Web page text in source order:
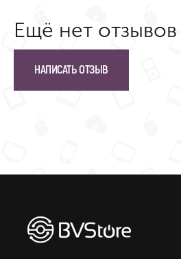
Ещё нет отзывов
НАПИСАТЬ ОТЗЫВ